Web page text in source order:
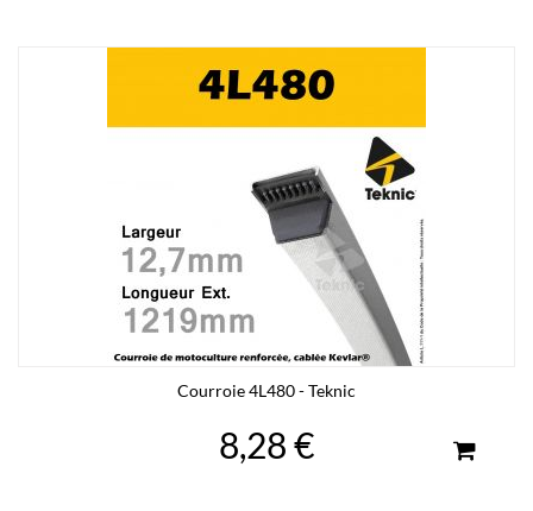
Courroie 4L480 - Teknic
8,28 €